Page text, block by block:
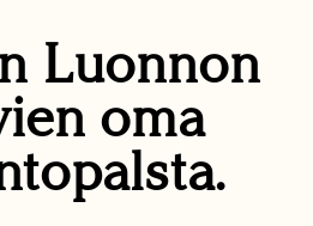
Luonnon
oma